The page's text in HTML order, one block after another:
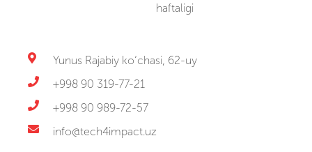
haftaligi
Yunus Rajabiy ko‘chasi, 62-uy
+998 90 319-77-21
+998 90 989-72-57
info@tech4impact.uz